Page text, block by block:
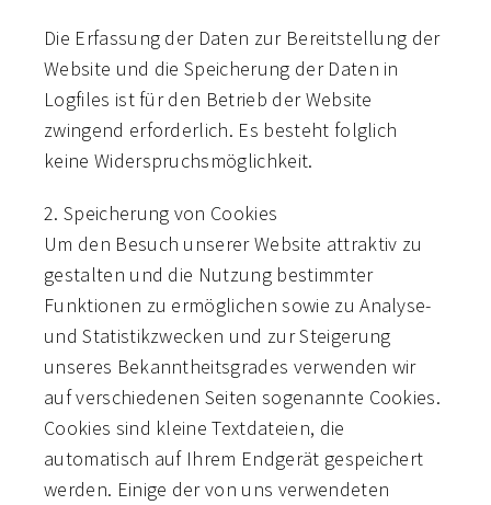
Die Erfassung der Daten zur Bereitstellung der
Website und die Speicherung der Daten in
Logfiles ist für den Betrieb der Website
zwingend erforderlich. Es besteht folglich
keine Widerspruchsmöglichkeit.
2. Speicherung von Cookies
Um den Besuch unserer Website attraktiv zu
gestalten und die Nutzung bestimmter
Funktionen zu ermöglichen sowie zu Analyse-
und Statistikzwecken und zur Steigerung
unseres Bekanntheitsgrades verwenden wir
auf verschiedenen Seiten sogenannte Cookies.
Cookies sind kleine Textdateien, die
automatisch auf Ihrem Endgerät gespeichert
werden. Einige der von uns verwendeten